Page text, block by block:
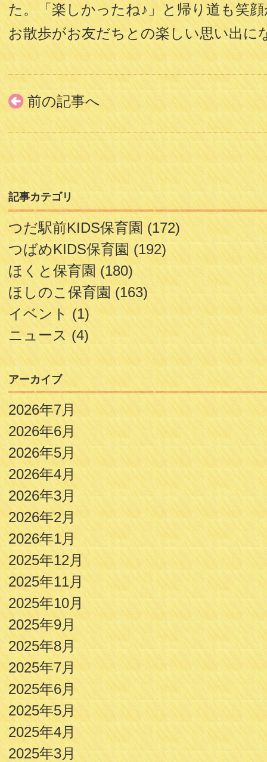
た。「楽しかったね♪」と帰り道も笑
お散歩がお友だちとの楽しい思い出に
前の記事へ
記事カテゴリ
つだ駅前KIDS保育園(172)
つばめKIDS保育園(192)
ほくと保育園(180)
ほしのこ保育園(163)
イベント(1)
ニュース(4)
アーカイブ
2026年7月
2026年6月
2026年5月
2026年4月
2026年3月
2026年2月
2026年1月
2025年12月
2025年11月
2025年10月
2025年9月
2025年8月
2025年7月
2025年6月
2025年5月
2025年4月
2025年3月